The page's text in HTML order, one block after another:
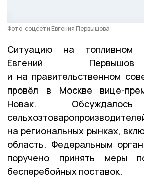
Фото: соцсети Евгения Первышова
Ситуацию на топливном
Евгений
и на правительственном
провёл в Москве вице-
Новак.
на региональных рынках,
область. Федеральным
поручено принять меры
бесперебойных поставок.